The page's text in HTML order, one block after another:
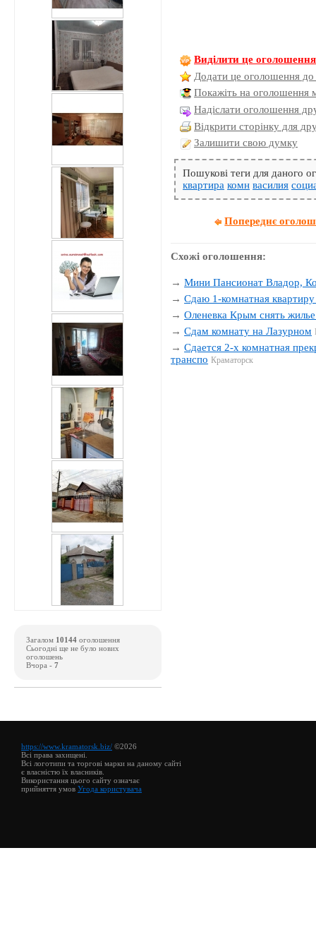
Виділити це оголошення
Додати це оголошення до
Покажіть на оголошення
Надіслати оголошення
Відкрити сторінку для
Залишити свою думку
Пошукові теги для даного
квартира комн василия
Попереднє
Схожі оголошення:
→Мини Пансионат Владор,
→Сдаю 1-комнатная
→Оленевка Крым снять
→Сдам комнату на Лазурном
→Сдается 2-х комнатная
транспо Краматорск
Загалом 10144 оголошення
Сьогодні ще не було нових
оголошень
Вчора - 7
https://www.kramatorsk.biz/ ©2026
Всі права захищені.
Всі логотипи та торгові марки на даному сайті
є власністю їх власників.
Використання цього сайту означає
прийняття умов Угода користувача